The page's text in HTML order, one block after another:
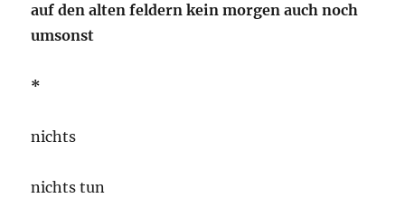
auf den alten feldern kein morgen auch noch
umsonst
*
nichts
nichts tun